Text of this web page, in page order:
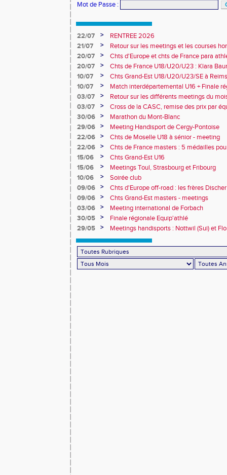
Mot de Passe :
22/07 >
RENTREE 2026
21/07
>
Retour sur les meetings et les courses
20/07
>
Chts d'Europe et chts de France para
champion d'Europe et multiples
20/07 >
Chts de France U18/U20/U23 : Klara
10e
10/07 >
Chts Grand-Est U18/U20/U23/SE à
10/07
>
Match interdépartemental U16 + Finale
Obernai
03/07 >
Retour sur les différents meetings du
03/07
>
Cross de la CASC, remise des prix par
collèges
30/06 >
Marathon du Mont-Blanc
29/06
>
Meeting Handisport de Cergy-Pontoise
22/06
>
Chts de Moselle U18 à sénior - meeting
22/06
>
Chts de France masters : 5 médailles
15/06
>
Chts Grand-Est U16
15/06
>
Meetings Toul, Strasbourg et Fribourg
10/06
>
Soirée club
09/06
>
Chts d'Europe off-road : les frères
09/06
>
Chts Grand-Est masters - meetings
03/06
>
Meeting international de Forbach
30/05
>
Finale régionale Equip'athlé
29/05
> Meetings handisports : Nottwil (Sui) et